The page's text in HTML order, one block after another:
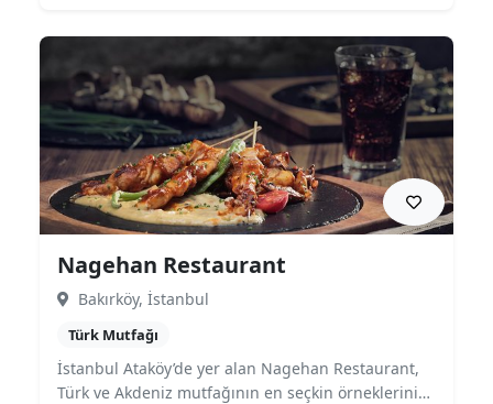
buluşmaları için tercih edilmektedir.
Nagehan Restaurant
Bakırköy, İstanbul
Türk Mutfağı
İstanbul Ataköy’de yer alan Nagehan Restaurant,
Türk ve Akdeniz mutfağının en seçkin örneklerini